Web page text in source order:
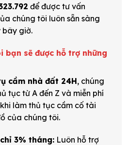
để được tư vấn
chúng tôi luôn sẵn sàng
bây giờ.
bạn sẽ được hỗ trợ những
cầm nhà đất 24H, chúng
tục từ A đến Z và miễn phí
làm thủ tục cầm cố tài
của chúng tôi.
3% tháng:Luôn hỗ trợ